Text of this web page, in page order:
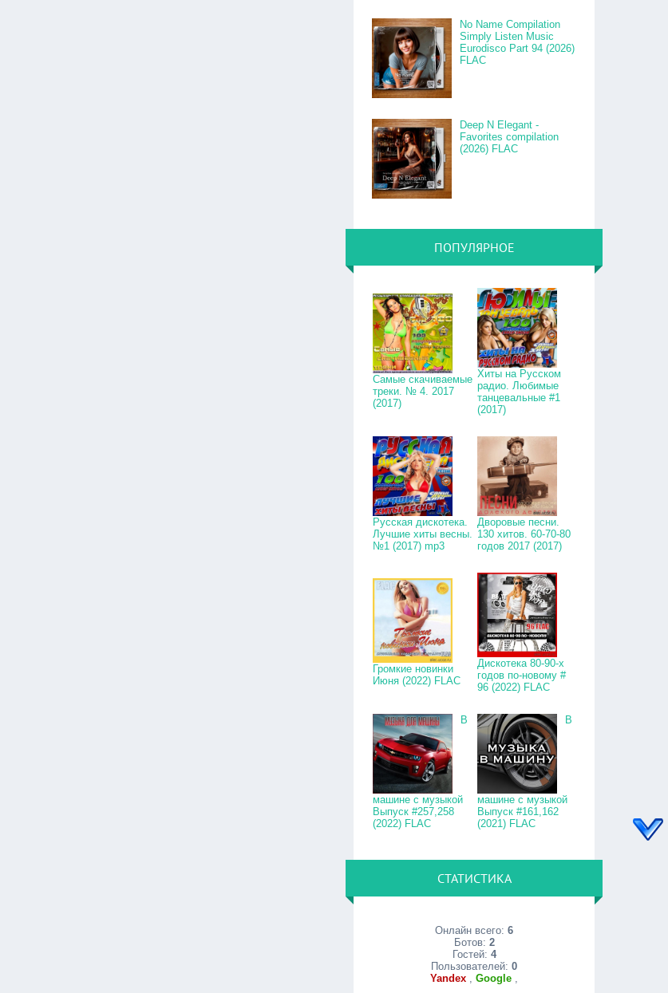
No Name Compilation
Simply Listen Music
Eurodisco Part 94 (2026)
FLAC
Deep N Elegant -
Favorites compilation
(2026) FLAC
ПОПУЛЯРНОЕ
Самые скачиваемые
треки. № 4. 2017
(2017)
Хиты на Русском
радио. Любимые
танцевальные #1
(2017)
Русская дискотека.
Лучшие хиты весны.
№1 (2017) mp3
Дворовые песни.
130 хитов. 60-70-80
годов 2017 (2017)
Громкие новинки
Июня (2022) FLAC
Дискотека 80-90-х
годов по-новому #
96 (2022) FLAC
В
машине с музыкой
Выпуск #257,258
(2022) FLAC
В
машине с музыкой
Выпуск #161,162
(2021) FLAC
СТАТИСТИКА
Онлайн всего:6
Ботов: 2
Гостей: 4
Пользователей:0
Yandex ,Google ,